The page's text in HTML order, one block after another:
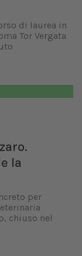
di laurea in
Tor Vergata
la
per
chiuso nel